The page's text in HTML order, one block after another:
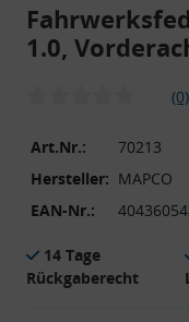
1.0,
(0)
Art.Nr.:
70213
Hersteller: MAPCO
EAN-Nr.:
14 Tage
Rückgaberecht